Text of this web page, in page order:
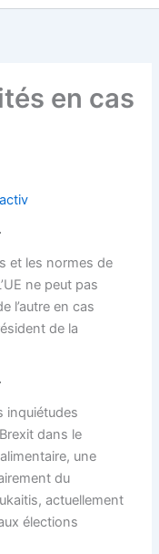
en cas
et les normes de
ne peut pas
l’autre en cas
de la
inquiétudes
dans le
une
du
actuellement
élections